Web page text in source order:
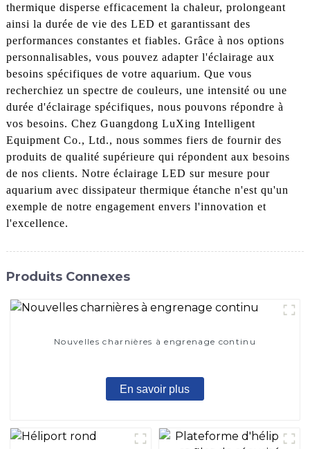
thermique disperse efficacement la chaleur, prolongeant
ainsi la durée de vie des LED et garantissant des
performances constantes et fiables. Grâce à nos options
personnalisables, vous pouvez adapter l'éclairage aux
besoins spécifiques de votre aquarium. Que vous
recherchiez un spectre de couleurs, une intensité ou une
durée d'éclairage spécifiques, nous pouvons répondre à
vos besoins. Chez Guangdong LuXing Intelligent
Equipment Co., Ltd., nous sommes fiers de fournir des
produits de qualité supérieure qui répondent aux besoins
de nos clients. Notre éclairage LED sur mesure pour
aquarium avec dissipateur thermique étanche n'est qu'un
exemple de notre engagement envers l'innovation et
l'excellence.
Produits Connexes
Nouvelles charnières à engrenage continu
En savoir plus